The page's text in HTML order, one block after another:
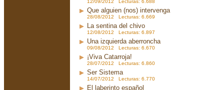
12/09/2012 Lecturas: 6.688
Que alguien (nos) intervenga
28/08/2012 Lecturas: 6.669
La sentina del chivo
12/08/2012 Lecturas: 6.897
Una izquierda aberroncha
09/08/2012 Lecturas: 6.670
¡Viva Catarroja!
28/07/2012 Lecturas: 6.860
Ser Sistema
14/07/2012 Lecturas: 6.770
El laberinto español